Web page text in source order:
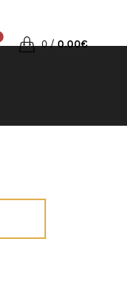
0 / 0.00€